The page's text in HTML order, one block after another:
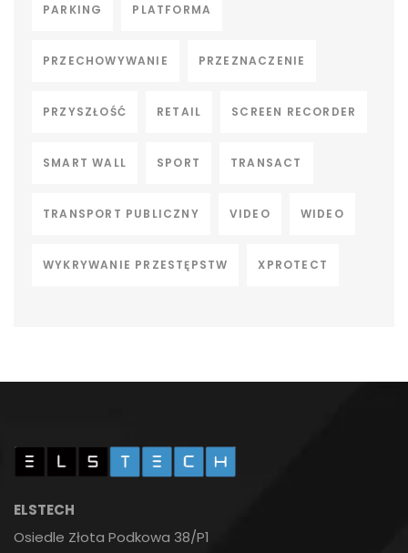
PARKING PLATFORMA
PRZECHOWYWANIE PRZEZNACZENIE
PRZYSZŁOŚĆ RETAIL SCREEN RECORDER
SMART WALL SPORT TRANSACT
TRANSPORT PUBLICZNY VIDEO WIDEO
WYKRYWANIE PRZESTĘPSTW XPROTECT
ELSTECH
Osiedle Złota Podkowa 38/P1